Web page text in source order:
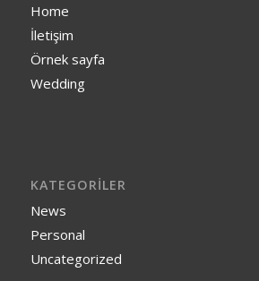
Home
İletişim
Örnek sayfa
Wedding
KATEGORILER
News
Personal
Uncategorized